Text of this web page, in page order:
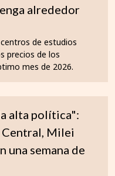
alrededor
de estudios
precios de los
mes de 2026.
alta política":
Central, Milei
una semana de